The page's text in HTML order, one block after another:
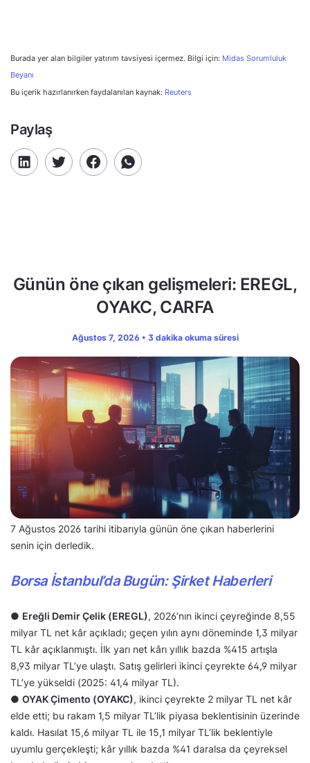
Burada yer alan bilgiler yatırım tavsiyesi içermez. Bilgi için: Midas Sorumluluk
Beyanı
Bu içerik hazırlanırken faydalanılan kaynak: Reuters
Paylaş
Günün öne çıkan gelişmeleri: EREGL,
OYAKC, CARFA
Ağustos 7, 2026 • 3 dakika okuma süresi
7 Ağustos 2026 tarihi itibarıyla günün öne çıkan haberlerini
senin için derledik.
Borsa İstanbul’da Bugün: Şirket Haberleri
● Ereğli Demir Çelik (EREGL), 2026’nın ikinci çeyreğinde 8,55
milyar TL net kâr açıkladı; geçen yılın aynı döneminde 1,3 milyar
TL kâr açıklanmıştı. İlk yarı net kârı yıllık bazda %415 artışla
8,93 milyar TL’ye ulaştı. Satış gelirleri ikinci çeyrekte 64,9 milyar
TL’ye yükseldi (2025: 41,4 milyar TL).
● OYAK Çimento (OYAKC), ikinci çeyrekte 2 milyar TL net kâr
elde etti; bu rakam 1,5 milyar TL’lik piyasa beklentisinin üzerinde
kaldı. Hasılat 15,6 milyar TL ile 15,1 milyar TL’lik beklentiyle
uyumlu gerçekleşti; kâr yıllık bazda %41 daralsa da çeyreksel